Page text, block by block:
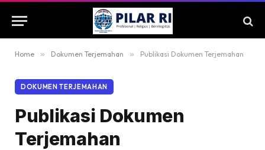
Home » Dokumen Terjemahan » Publikasi Dokumen Terjemahan
DOKUMEN TERJEMAHAN
Publikasi Dokumen
Terjemahan